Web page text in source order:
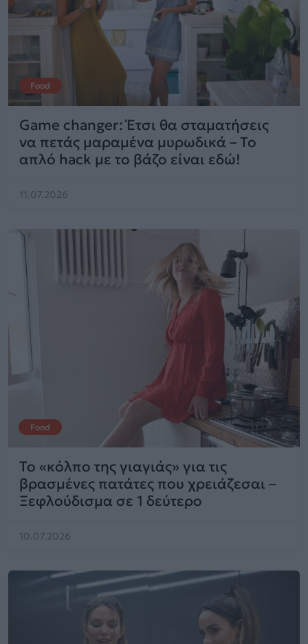
Food
Game changer: Έτσι θα σταματήσεις
να πετάς μαραμένα μυρωδικά – Το
απλό hack με το βάζο είναι εδώ!
11.07.2026
Food
Το «κόλπο της γιαγιάς» για τις
βρασμένες πατάτες που χρειάζεσαι –
Ξεφλούδισμα σε 1 δεύτερο
10.07.2026